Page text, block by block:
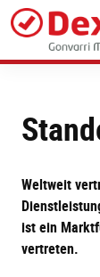
Skip
main
content
Weltweit
ist ein
vertreten.